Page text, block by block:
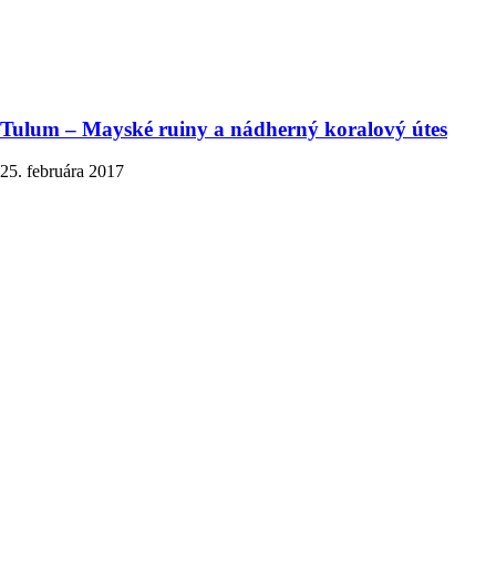
Tulum – Mayské ruiny a nádherný koralový útes
25. februára 2017